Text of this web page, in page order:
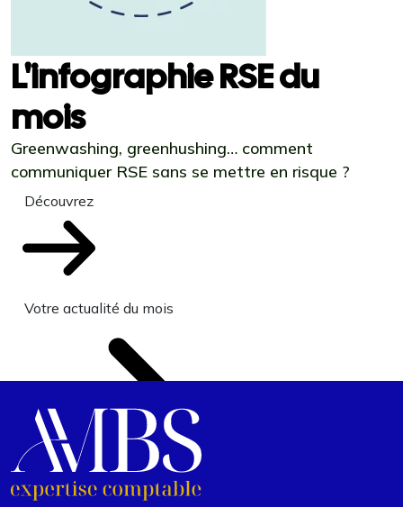
L'infographie RSE du
mois
Greenwashing, greenhushing… comment
communiquer RSE sans se mettre en risque ?
Découvrez
Votre actualité du mois